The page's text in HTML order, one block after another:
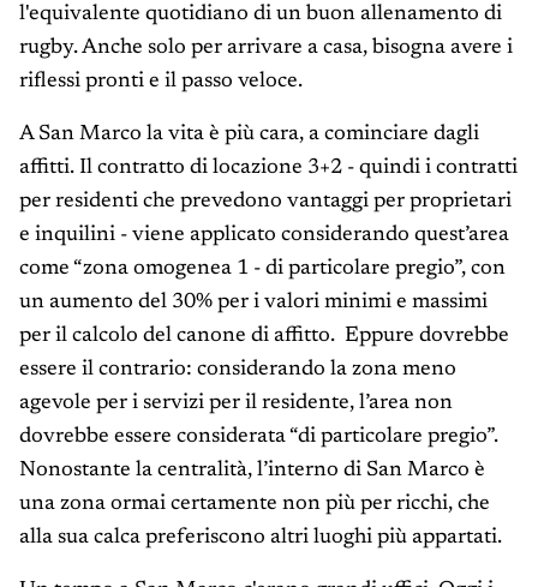
l'equivalente quotidiano di un buon allenamento di
rugby. Anche solo per arrivare a casa, bisogna avere i
riflessi pronti e il passo veloce.
A San Marco la vita è più cara, a cominciare dagli
affitti. Il contratto di locazione 3+2 - quindi i contratti
per residenti che prevedono vantaggi per proprietari
e inquilini - viene applicato considerando quest’area
come “zona omogenea 1 - di particolare pregio”, con
un aumento del 30% per i valori minimi e massimi
per il calcolo del canone di affitto. Eppure dovrebbe
essere il contrario: considerando la zona meno
agevole per i servizi per il residente, l’area non
dovrebbe essere considerata “di particolare pregio”.
Nonostante la centralità, l’interno di San Marco è
una zona ormai certamente non più per ricchi, che
alla sua calca preferiscono altri luoghi più appartati.